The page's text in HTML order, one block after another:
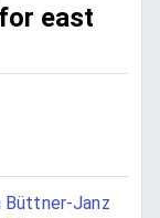
east
Büttner-Janz